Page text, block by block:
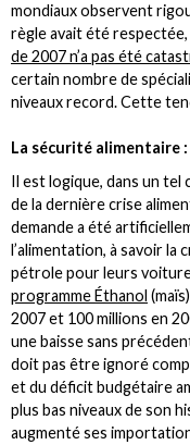
mondiaux observent
règle avait été
de 2007 n’a pas été
certain nombre de
niveaux record. Cette
La sécurité alimentaire
Il est logique, dans un tel
de la dernière crise
demande a été
l’alimentation, à savoir la
pétrole pour leurs
programme Éthanol
2007 et 100 millions en
une baisse sans
doit pas être ignoré
et du déficit budgétaire
plus bas niveaux de son
augmenté ses